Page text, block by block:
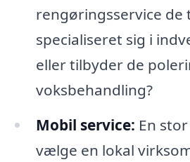
rengøringsservice de
specialiseret sig i
eller tilbyder de
voksbehandling?
Mobil service: En
vælge en lokal